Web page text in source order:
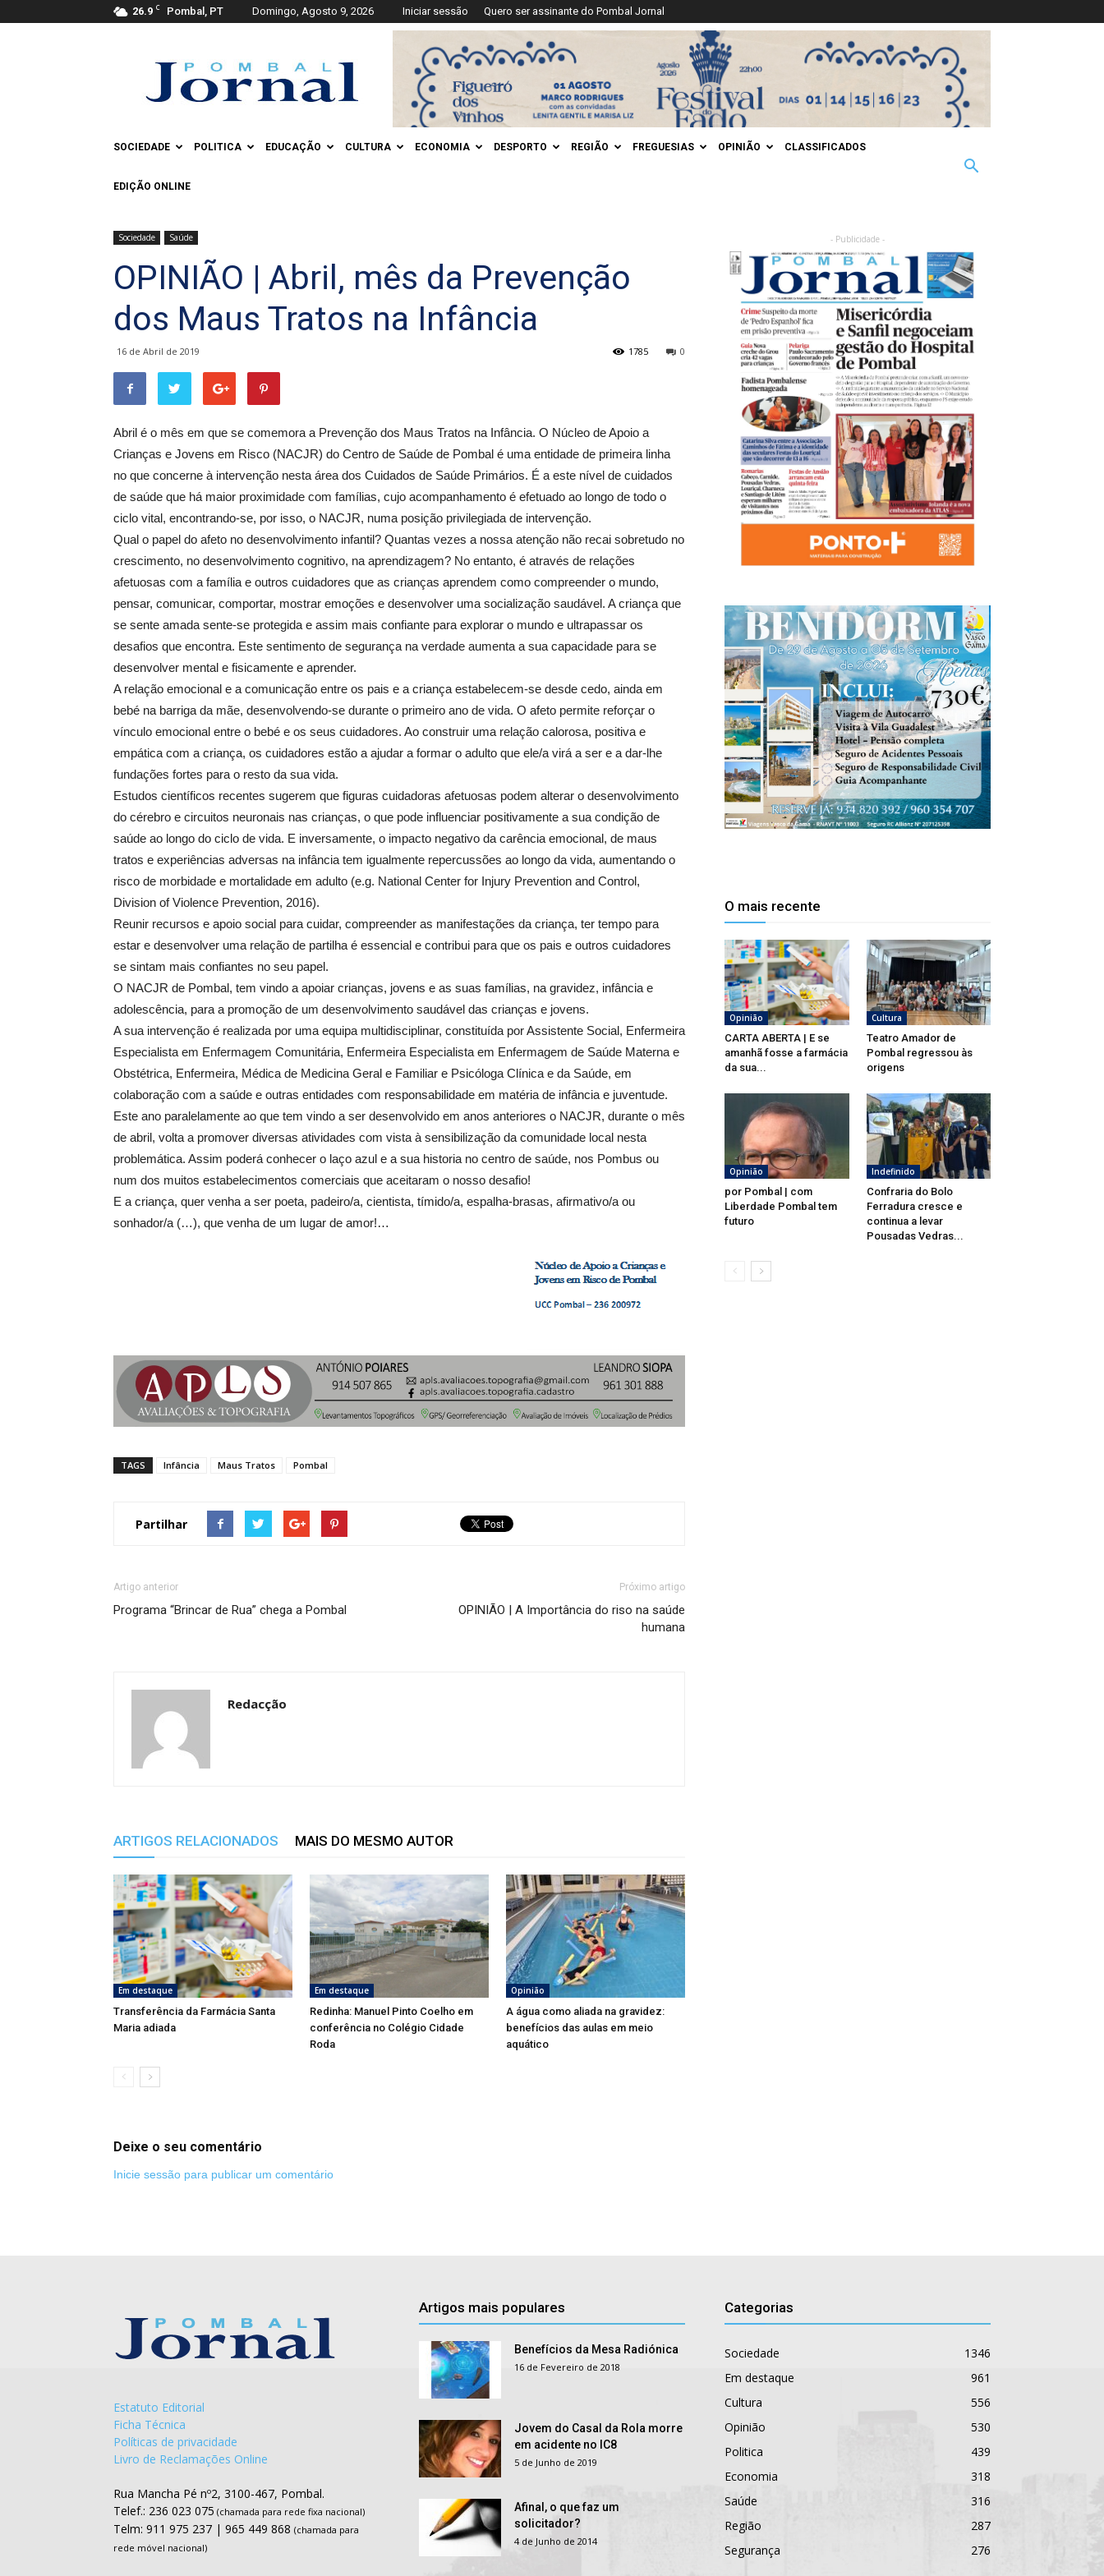
26.9 C Pombal, PT Domingo, Agosto 9, 2026 Iniciar sessão Quero ser assinante do Pombal Jornal
Jornal
SOCIEDADE POLITICA EDUCAÇÃO CULTURA ECONOMIA DESPORTO REGIÃO FREGUESIAS OPINIÃO CLASSIFICADOS
EDIÇÃO ONLINE
Sociedade Saúde
OPINIÃO | Abril, mês da Prevenção
dos Maus Tratos na Infância
16 de Abril de 2019 0
1785
Abril é o mês em que se comemora a Prevenção dos Maus Tratos na Infância. O Núcleo de Apoio a
Crianças e Jovens em Risco (NACJR) do Centro de Saúde de Pombal é uma entidade de primeira linha
no que concerne à intervenção nesta área dos Cuidados de Saúde Primários. É a este nível de cuidados
de saúde que há maior proximidade com famílias, cujo acompanhamento é efetuado ao longo de todo o
ciclo vital, encontrando-se, por isso, o NACJR, numa posição privilegiada de intervenção.
Qual o papel do afeto no desenvolvimento infantil? Quantas vezes a nossa atenção não recai sobretudo no
crescimento, no desenvolvimento cognitivo, na aprendizagem? No entanto, é através de relações
afetuosas com a família e outros cuidadores que as crianças aprendem como compreender o mundo,
pensar, comunicar, comportar, mostrar emoções e desenvolver uma socialização saudável. A criança que
se sente amada sente-se protegida e assim mais confiante para explorar o mundo e ultrapassar os
desafios que encontra. Este sentimento de segurança na verdade aumenta a sua capacidade para se
desenvolver mental e fisicamente e aprender.
A relação emocional e a comunicação entre os pais e a criança estabelecem-se desde cedo, ainda em
bebé na barriga da mãe, desenvolvendo-se durante o primeiro ano de vida. O afeto permite reforçar o
vínculo emocional entre o bebé e os seus cuidadores. Ao construir uma relação calorosa, positiva e
empática com a criança, os cuidadores estão a ajudar a formar o adulto que ele/a virá a ser e a dar-lhe
fundações fortes para o resto da sua vida.
Estudos científicos recentes sugerem que figuras cuidadoras afetuosas podem alterar o desenvolvimento
do cérebro e circuitos neuronais nas crianças, o que pode influenciar positivamente a sua condição de
saúde ao longo do ciclo de vida. E inversamente, o impacto negativo da carência emocional, de maus
tratos e experiências adversas na infância tem igualmente repercussões ao longo da vida, aumentando o
risco de morbidade e mortalidade em adulto (e.g. National Center for Injury Prevention and Control,
Division of Violence Prevention, 2016).
Reunir recursos e apoio social para cuidar, compreender as manifestações da criança, ter tempo para
estar e desenvolver uma relação de partilha é essencial e contribui para que os pais e outros cuidadores
se sintam mais confiantes no seu papel.
O NACJR de Pombal, tem vindo a apoiar crianças, jovens e as suas famílias, na gravidez, infância e
adolescência, para a promoção de um desenvolvimento saudável das crianças e jovens.
A sua intervenção é realizada por uma equipa multidisciplinar, constituída por Assistente Social, Enfermeira
Especialista em Enfermagem Comunitária, Enfermeira Especialista em Enfermagem de Saúde Materna e
Obstétrica, Enfermeira, Médica de Medicina Geral e Familiar e Psicóloga Clínica e da Saúde, em
colaboração com a saúde e outras entidades com responsabilidade em matéria de infância e juventude.
Este ano paralelamente ao que tem vindo a ser desenvolvido em anos anteriores o NACJR, durante o mês
de abril, volta a promover diversas atividades com vista à sensibilização da comunidade local nesta
problemática. Assim poderá conhecer o laço azul e a sua historia no centro de saúde, nos Pombus ou
num dos muitos estabelecimentos comerciais que aceitaram o nosso desafio!
E a criança, quer venha a ser poeta, padeiro/a, cientista, tímido/a, espalha-brasas, afirmativo/a ou
sonhador/a (…), que venha de um lugar de amor!…
TAGS Infância Maus Tratos Pombal
Partilhar
Artigo anterior
Programa “Brincar de Rua” chega a Pombal
Próximo artigo
OPINIÃO | A Importância do riso na saúde
humana
Redacção
ARTIGOS RELACIONADOS MAIS DO MESMO AUTOR
Em destaque
Transferência da Farmácia Santa
Maria adiada
Em destaque
Redinha: Manuel Pinto Coelho em
conferência no Colégio Cidade
Roda
Opinião
A água como aliada na gravidez:
benefícios das aulas em meio
aquático
Deixe o seu comentário
Inicie sessão para publicar um comentário
- Publicidade -
O mais recente
Opinião
CARTA ABERTA | E se
amanhã fosse a farmácia
da sua...
Cultura
Teatro Amador de
Pombal regressou às
origens
Opinião
por Pombal | com
Liberdade Pombal tem
futuro
Indefinido
Confraria do Bolo
Ferradura cresce e
continua a levar
Pousadas Vedras...
Estatuto Editorial
Ficha Técnica
Políticas de privacidade
Livro de Reclamações Online
Rua Mancha Pé nº2, 3100-467, Pombal.
Telef.: 236 023 075 (chamada para rede fixa nacional)
Telm: 911 975 237 | 965 449 868 (chamada para
rede móvel nacional)
Artigos mais populares
Benefícios da Mesa Radiónica
16 de Fevereiro de 2018
Jovem do Casal da Rola morre
em acidente no IC8
5 de Junho de 2019
Afinal, o que faz um
solicitador?
4 de Junho de 2014
Categorias
Sociedade
1346
Em destaque
961
Cultura
556
Opinião
530
Politica
439
Economia
318
Saúde
316
Região
287
Segurança
276